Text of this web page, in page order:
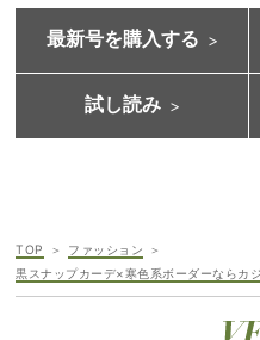
最新号を購入する
試し読み
TOP
ファッション
黒スナップカーデ×寒色系ボーダーならカ